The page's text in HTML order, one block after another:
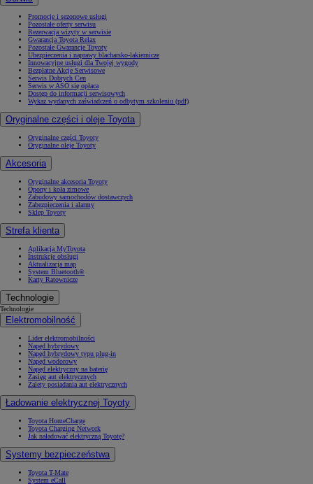
Promocje i sezonowe usługi
Pozostałe oferty serwisu
Rezerwacja wizyty w serwisie
Gwarancja Toyota Relax
Pozostałe Gwarancje Toyoty
Ubezpieczenia i naprawy blacharsko-lakiernicze
Innowacyjne usługi dla Twojej wygody
Bezpłatne Akcje Serwisowe
Serwis Dobrych Cen
Serwis w ASO się opłaca
Dostęp do informacji serwisowych
Wykaz wydanych zaświadczeń o odbytym szkoleniu (pdf)
Oryginalne części i oleje Toyota
Oryginalne części Toyoty
Oryginalne oleje Toyoty
Akcesoria
Oryginalne akcesoria Toyoty
Opony i koła zimowe
Zabudowy samochodów dostawczych
Zabezpieczenia i alarmy
Sklep Toyoty
Strefa klienta
Aplikacja MyToyota
Instrukcje obsługi
Aktualizacja map
System Bluetooth®
Karty Ratownicze
Technologie
Technologie
Elektromobilność
Lider elektromobilności
Napęd hybrydowy
Napęd hybrydowy typu plug-in
Napęd wodorowy
Napęd elektryczny na baterię
Zasięg aut elektrycznych
Zalety posiadania aut elektrycznych
Ładowanie elektrycznej Toyoty
Toyota HomeCharge
Toyota Charging Network
Jak naładować elektryczną Toyotę?
Systemy bezpieczeństwa
Toyota T-Mate
System eCall